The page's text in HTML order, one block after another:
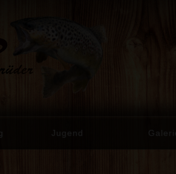
Jugend Galerie